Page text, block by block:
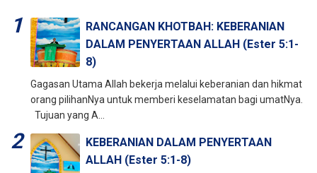
RANCANGAN KHOTBAH: KEBERANIAN
DALAM PENYERTAAN ALLAH (Ester 5:1-
8)
Gagasan Utama Allah bekerja melalui keberanian dan hikmat
orang pilihanNya untuk memberi keselamatan bagi umatNya.
Tujuan yang A...
KEBERANIAN DALAM PENYERTAAN
ALLAH (Ester 5:1-8)